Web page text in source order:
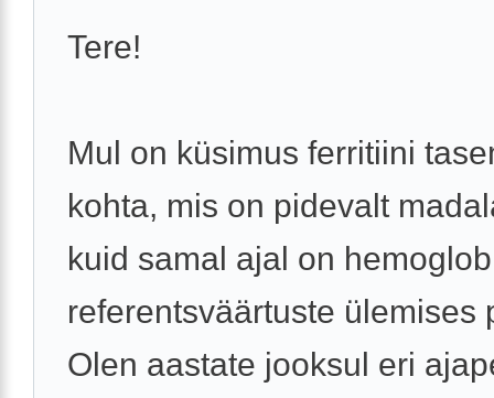
Tere!
Mul on küsimus ferritiini
kohta, mis on pidevalt
kuid samal ajal on
referentsväärtuste ülemises
Olen aastate jooksul eri